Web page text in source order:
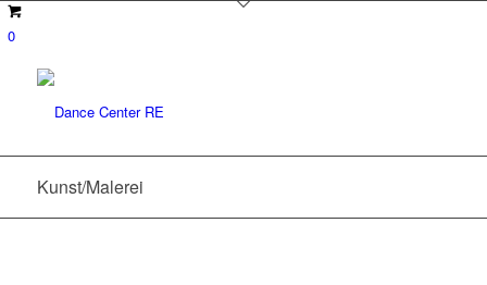
0
Kunst/Malerei